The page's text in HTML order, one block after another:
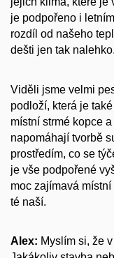
je podpořeno i
rozdíl od našeho
dešti jen tak nalehko.
Viděli jsme velmi
podloží, která je
místní strmé kopce
napomáhají tvorbě
prostředím, co se
je vše podpořené
moc zajímavá
té naší.
Alex: Myslím si, že